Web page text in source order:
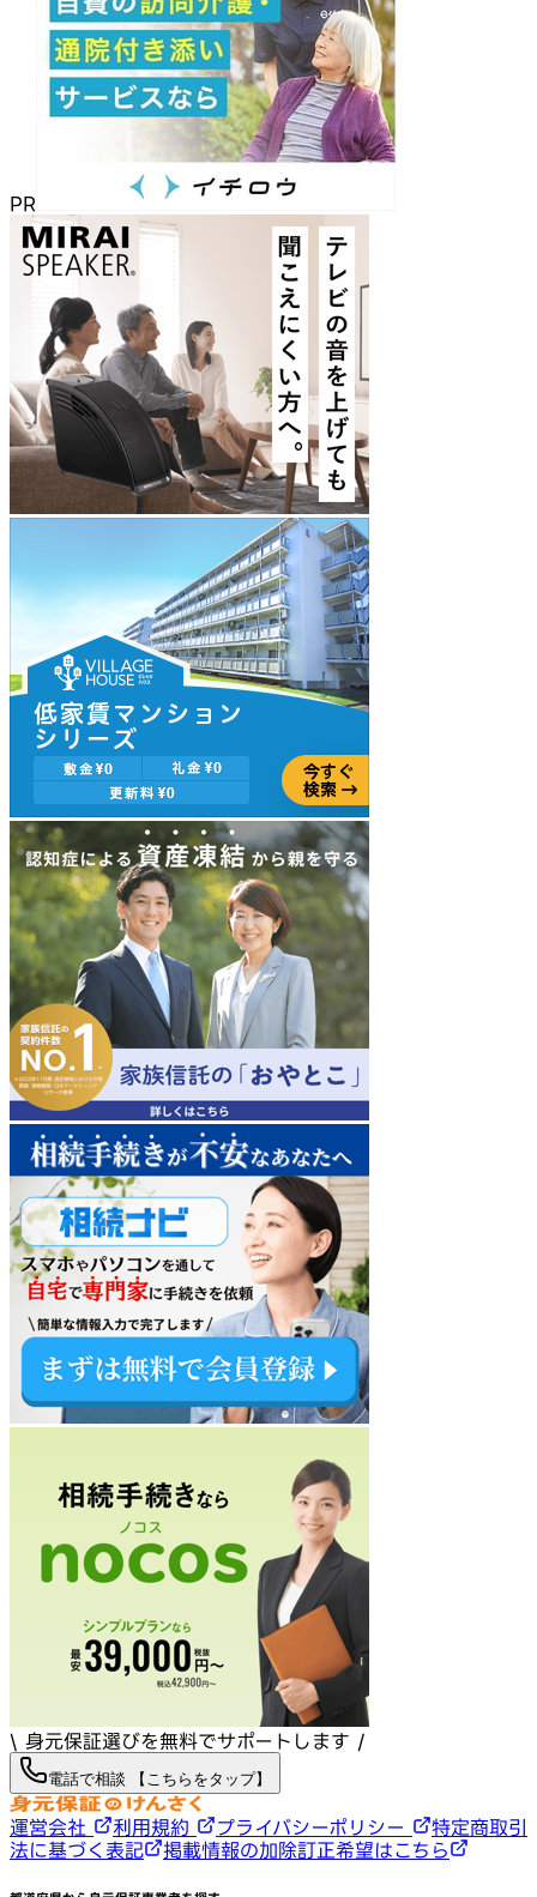
PR
\ 身元保証選びを無料でサポートします /
電話で相談 【こちらをタップ】
運営会社 利用規約 プライバシーポリシー
特定商取引
法に基づく表記
掲載情報の加除訂正希望はこちら